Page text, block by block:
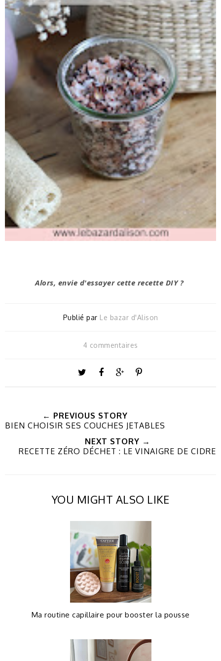
Alors, envie d'essayer cette recette DIY ?
Publié par Le bazar d'Alison
4 commentaires
← PREVIOUS STORY
BIEN CHOISIR SES COUCHES JETABLES
NEXT STORY →
RECETTE ZÉRO DÉCHET : LE VINAIGRE DE CIDRE
YOU MIGHT ALSO LIKE
Ma routine capillaire pour booster la pousse